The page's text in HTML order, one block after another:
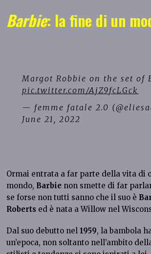
Barbie: la fine di un
Margot Robbie on the set of
pic.twitter.com/AjZ9fcLGck
— femme fatale 2.0
June 21, 2022
Ormai entrata a far parte della vita di
mondo, Barbie non smette di far
se forse non tutti sanno che il suo è
Roberts ed è nata a Willow nel
Dal suo debutto nel1959, la bambola
un’epoca, non soltanto nell’ambito